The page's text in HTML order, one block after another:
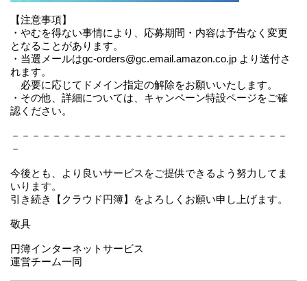
【注意事項】
・やむを得ない事情により、応募期間・内容は予告なく変更
となることがあります。
・当選メールはgc-orders@gc.email.amazon.co.jp より送付さ
れます。
必要に応じてドメイン指定の解除をお願いいたします。
・その他、詳細については、キャンペーン特設ページをご確
認ください。
－－－－－－－－－－－－－－－－－－－－－－－－－－－
－
今後とも、より良いサービスをご提供できるよう努力してま
いります。
引き続き【クラウド円簿】をよろしくお願い申し上げます。
敬具
円簿インターネットサービス
運営チーム一同